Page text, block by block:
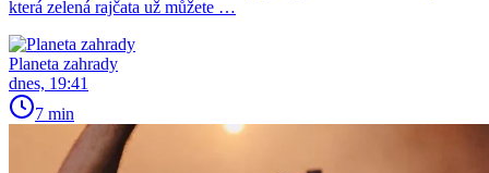
která zelená rajčata už můžete …
Planeta zahrady
dnes, 19:41
7 min